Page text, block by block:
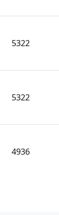
5322
5322
4936